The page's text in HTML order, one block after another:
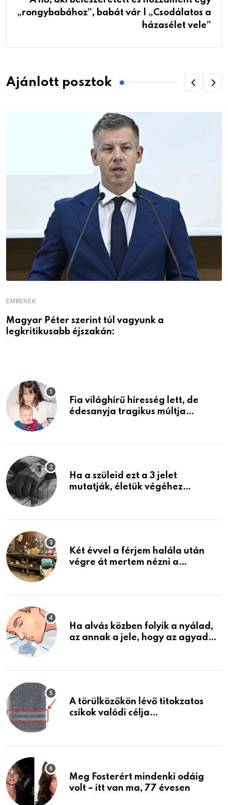
„rongybabához”, babát vár | „Csodálatos a
házasélet vele”
Ajánlott posztok
EMBEREK
Magyar Péter szerint túl vagyunk a
legkritikusabb éjszakán:
Fia világhírű híresség lett, de
édesanyja tragikus múltja
Ha a szüleid ezt a 3 jelet
mutatják, életük végéhez
Két évvel a férjem halála után
végre át mertem nézni a
életemet
Ha alvás közben folyik a nyálad,
az annak a jele, hogy az agyad…
A törülközőkön lévő titokzatos
csíkok valódi célja…
Meg Fosterért mindenki odáig
volt – itt van ma, 77 évesen